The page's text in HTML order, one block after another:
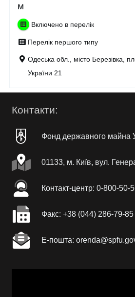
м
Включено в перелік
Перелік першого типу
Одеська обл., місто Березівка,
України 21
Контакти:
Фонд державного майна
01133, м. Київ, вул.
Контакт-центр: 0-800-50-
Факc: +38 (044) 286-79-85
Е-пошта: